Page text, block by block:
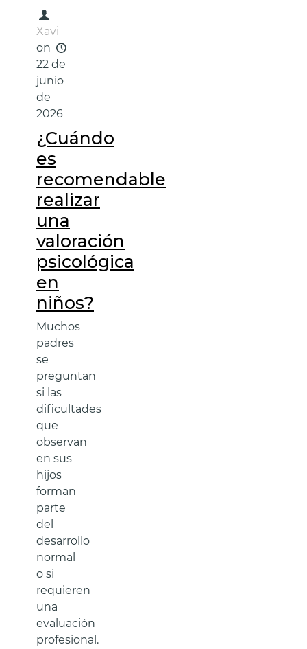
Xavi
on
22 de
junio
de
2026
¿Cuándo
es
recomendable
realizar
una
valoración
psicológica
en
niños?
Muchos
padres
se
preguntan
si las
dificultades
que
observan
en sus
hijos
forman
parte
del
desarrollo
normal
o si
requieren
una
evaluación
profesional.